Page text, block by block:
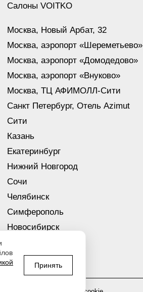
Салоны VOITKO
Москва, Новый Арбат, 32
Москва, аэропорт «Шереметьево»
Москва, аэропорт «Домодедово»
Москва, аэропорт «Внуково»
Москва, ТЦ АФИМОЛЛ-Сити
Санкт Петербург, Отель Azimut
Сити
Казань
Екатеринбург
Нижний Новгород
Сочи
Челябинск
Симферополь
Новосибирск
Красноярск
Принять